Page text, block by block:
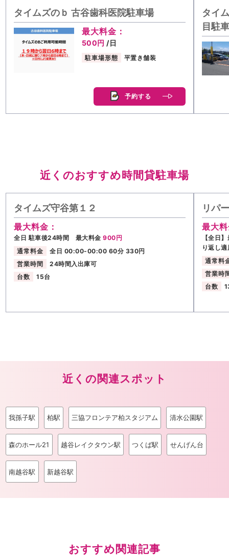
タイムズのｂ 古谷歯科医院駐車場
最大料金：
500円 /日
駐車場形態 平置き舗装
予約する
タイ
目駐
近くのおすすめ時間貸駐車場
タイムズ守谷第１２
最大料金：
全日 駐車後24時間 最大料金900円
通常料金
全日 00:00-00:00 60分 330円
営業時間
24時間入出庫可
台数
15台
リパ
最大
【全日
り返し
通常料
営業時
台数
近くの関連スポット
我孫子駅 柏駅 三協フロンテア柏スタジアム 清水公園駅
森のホール21 越谷レイクタウン駅 つくば駅 せんげん台
南越谷駅 新越谷駅
おすすめ関連記事